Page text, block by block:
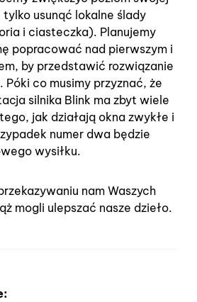
usunąć lokalne ślady
i ciasteczka). Planujemy
popracować nad pierwszym i
by przedstawić rozwiązanie
Póki co musimy przyznać, że
silnika Blink ma zbyt wiele
jak działają okna zwykłe i
numer dwa będzie
wysiłku.
nam Waszych
mogli ulepszać nasze dzieło.